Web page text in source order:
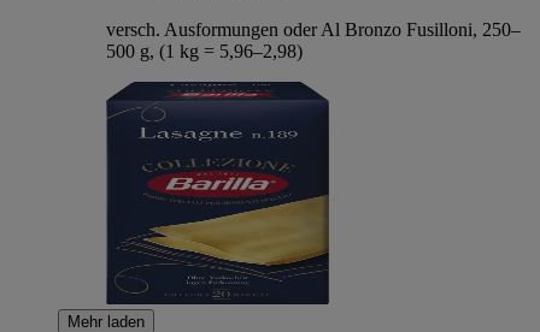
versch. Ausformungen oder Al Bronzo Fusilloni, 250–
500 g, (1 kg = 5,96–2,98)
Mehr laden